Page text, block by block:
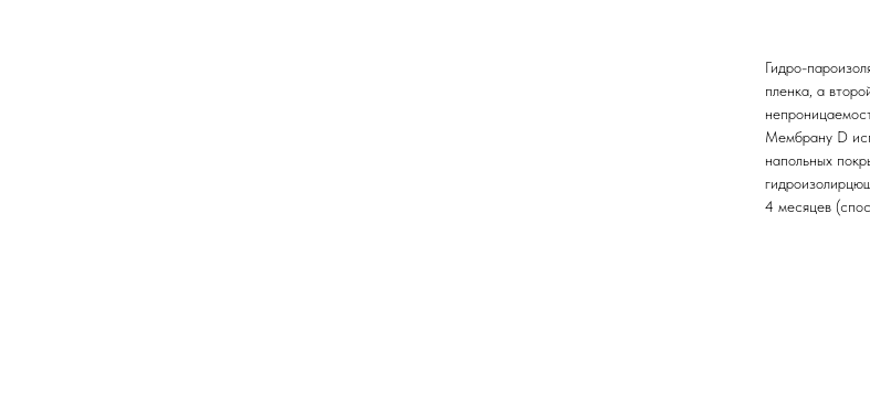
Гидро-
пленка, а
Мембрану D
напольных
4 месяцев